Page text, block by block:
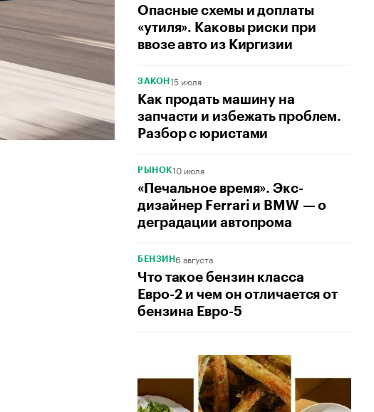
Опасные схемы и доплаты
«утиля». Каковы риски при
ввозе авто из Киргизии
ЗАКОН 15 июля
Как продать машину на
запчасти и избежать проблем.
Разбор с юристами
РЫНОК10 июля
«Печальное время». Экс-
дизайнер Ferrari и BMW — о
деградации автопрома
БЕНЗИН6 августа
Что такое бензин класса
Евро-2 и чем он отличается от
бензина Евро-5